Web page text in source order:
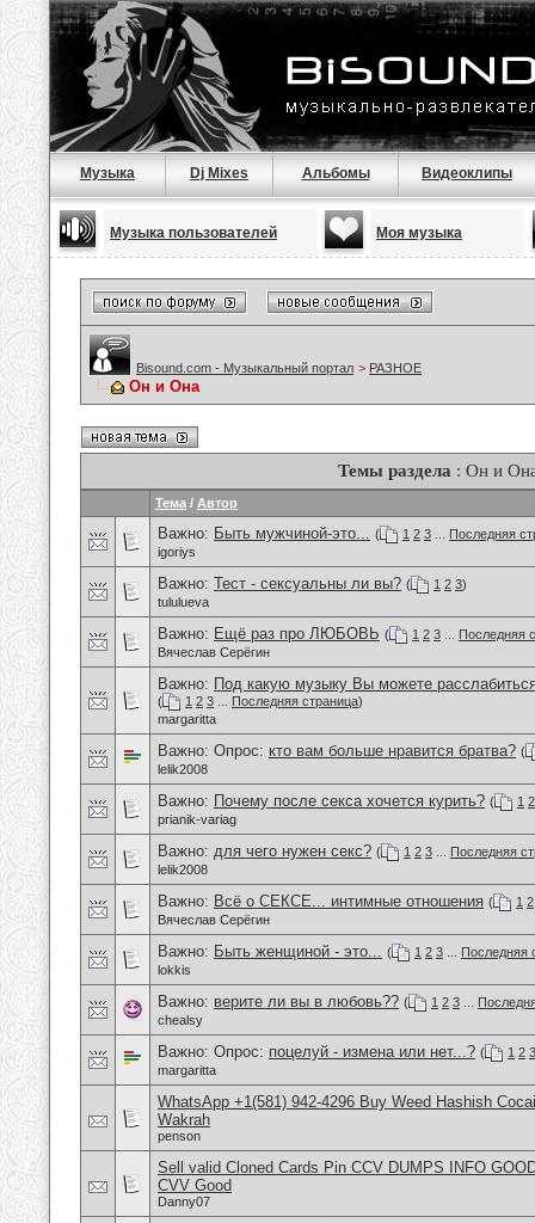
Музыка Dj Mixes Альбомы Видеоклипы
Музыка пользователей Моя музыка
Bisound.com - Музыкальный портал > РАЗНОЕ
Он и Она
Темы раздела : Он и
Тема / Автор
Важно: Быть мужчиной-это... ( 1 2 3
Последняя
igoriys
Важно: Тест - сексуальны ли вы? ( 1 2 3)
tululueva
Важно: Ещё раз про ЛЮБОВЬ ( 1 2 3
Последняя
Вячеслав Серёгин
Важно: Под какую музыку Вы можете
( 1 2 3 Последняя страница)
margaritta
Важно: Опрос: кто вам больше нравится братва? (
lelik2008
Важно: Почему после секса хочется курить? ( 1 2
prianik-variag
Важно: для чего нужен секс? ( 1 2 3
Последняя
lelik2008
Важно: Всё о СЕКСЕ... интимные отношения ( 1 2
Вячеслав Серёгин
Важно: Быть женщиной - это... ( 1 2 3
Последняя
lokkis
Важно: верите ли вы в любовь?? ( 1 2 3
chealsy
Важно: Опрос: поцелуй - измена или нет...? ( 1 2 3
margaritta
WhatsApp +1(581) 942-4296 Buy Weed Hashish
Wakrah
penson
Sell valid Cloned Cards Pin CCV DUMPS INFO
CVV Good
Danny07